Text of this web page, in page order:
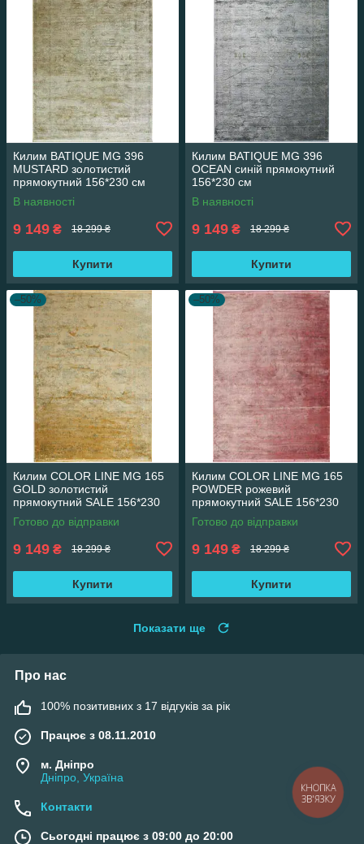
Килим BATIQUE MG 396
MUSTARD золотистий
прямокутний 156*230 см
В наявності
9 149 ₴ 18 299 ₴
Купити
Килим BATIQUE MG 396
OCEAN синій прямокутний
156*230 см
В наявності
9 149 ₴ 18 299 ₴
Купити
–50%
Килим COLOR LINE MG 165
GOLD золотистий
прямокутний SALE 156*230
см
Готово до відправки
9 149 ₴ 18 299 ₴
Купити
–50%
Килим COLOR LINE MG 165
POWDER рожевий
прямокутний SALE 156*230
см
Готово до відправки
9 149 ₴ 18 299 ₴
Купити
Показати ще
Про нас
100% позитивних з 17 відгуків за рік
Працює з 08.11.2010
м. Дніпро
Дніпро, Україна
Контакти
Сьогодні працює з 09:00 до 20:00
КНОПКА
ЗВ'ЯЗКУ